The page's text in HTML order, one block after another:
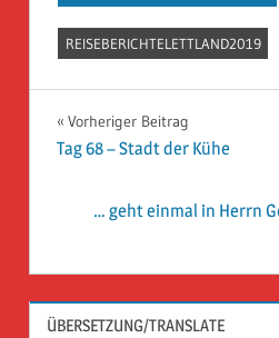
REISEBERICHTELETTLAND2019
Vorheriger Beitrag
Tag 68 – Stadt der Kühe
… geht einmal in Herrn
ÜBERSETZUNG/TRANSLATE